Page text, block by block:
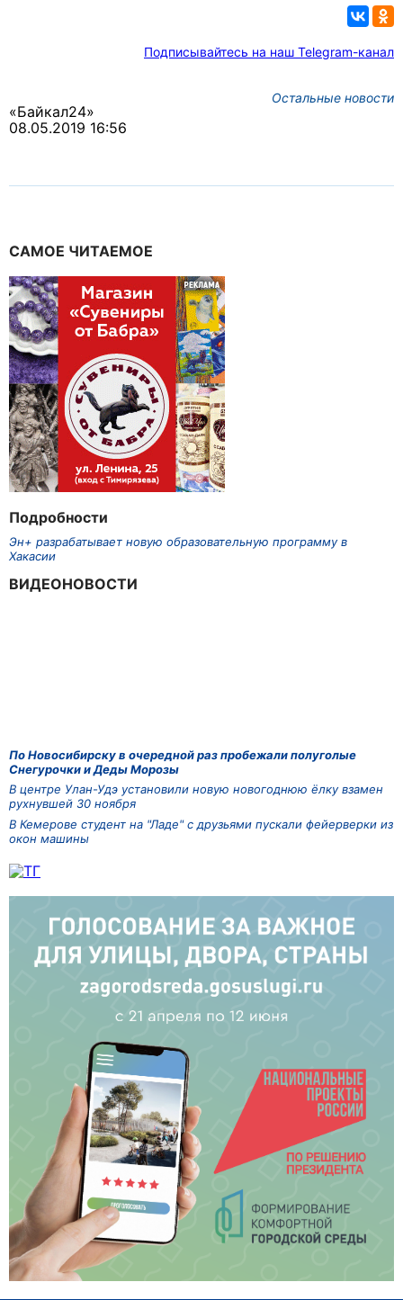
Подписывайтесь на наш Telegram-канал
Остальные новости
«Байкал24»
08.05.2019 16:56
САМОЕ ЧИТАЕМОЕ
Подробности
Эн+ разрабатывает новую образовательную программу в
Хакасии
ВИДЕОНОВОСТИ
По Новосибирску в очередной раз пробежали полуголые
Снегурочки и Деды Морозы
В центре Улан-Удэ установили новую новогоднюю ёлку взамен
рухнувшей 30 ноября
В Кемерове студент на "Ладе" с друзьями пускали фейерверки из
окон машины